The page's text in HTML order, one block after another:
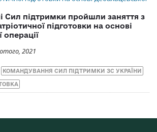
Сил підтримки пройшли заняття з
підготовки на основі
операції
2021
КОМАНДУВАННЯ СИЛ ПІДТРИМКИ ЗС УКРАЇНИ